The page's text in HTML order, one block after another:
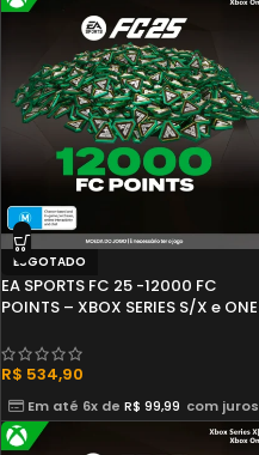
ESGOTADO
EA SPORTS FC 25 -12000 FC
POINTS – XBOX SERIES S/X e ONE
R$ 534,90
Em até 6x deR$ 99,99 com juros